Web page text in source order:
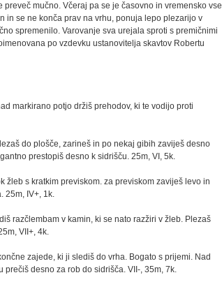
mučno. Včeraj pa se je časovno in vremensko vse
in se ne konča prav na vrhu, ponuja lepo plezarijo v
spremenilo. Varovanje sva urejala sproti s premičnimi
po vzdevku ustanovitelja skavtov Robertu
markirano potjo držiš prehodov, ki te vodijo proti
do plošče, zarineš in po nekaj gibih zaviješ desno
prestopiš desno k sidrišču. 25m, VI, 5k.
s kratkim previskom. za previskom zaviješ levo in
25m, IV+, 1k.
razčlembam v kamin, ki se nato razžiri v žleb. Plezaš
VII+, 4k.
zajede, ki ji slediš do vrha. Bogato s prijemi. Nad
desno za rob do sidrišča. VII-, 35m, 7k.